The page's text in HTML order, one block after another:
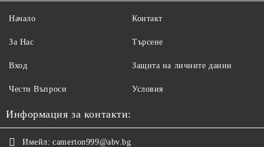
Начало
За Нас
Вход
Чести Въпроси
Контакт
Търсене
Защита на личните данни
Условия
Информация за контакти:
Имейл: camerton999@abv.bg